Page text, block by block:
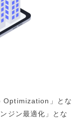
Optimization」とな
ジン最適化」とな